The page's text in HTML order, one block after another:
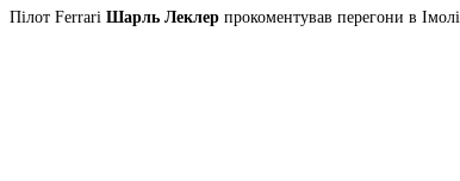
Пілот Ferrari Шарль Леклер прокоментував перегони в Імолі.